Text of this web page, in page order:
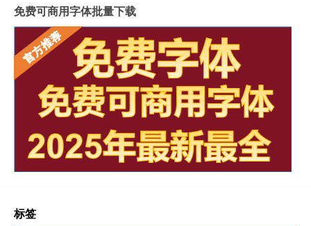
免费可商用字体批量下载
标签